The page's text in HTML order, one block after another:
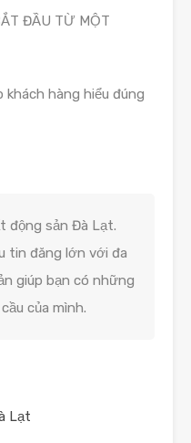
ĐẦU TỪ MỘT
khách hàng hiểu đúng
động sản Đà Lạt.
tin đăng lớn với đa
giúp bạn có những
của mình.
Lạt